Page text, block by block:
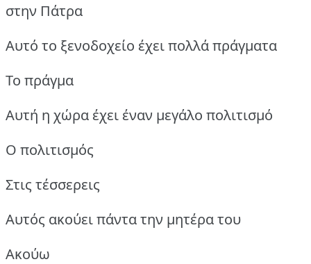
στην Πάτρα
Αυτό το ξενοδοχείο έχει πολλά πράγματα
Το πράγμα
Αυτή η χώρα έχει έναν μεγάλο πολιτισμό
Ο πολιτισμός
Στις τέσσερεις
Αυτός ακούει πάντα την μητέρα του
Ακούω